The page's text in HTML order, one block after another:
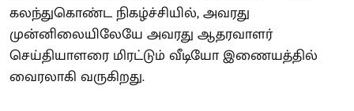
கலந்துகொண்ட நிகழ்ச்சியில், அவரது
முன்னிலையிலேயே அவரது ஆதரவாளர்
செய்தியாளரை மிரட்டும் வீடியோ இணையத்தில்
வைரலாகி வருகிறது.